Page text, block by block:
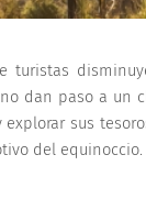
turistas
dan paso a un
sus
del equinoccio.